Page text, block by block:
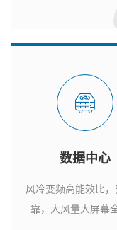
数据中心
风冷变频高能效比
靠，大风量大屏幕